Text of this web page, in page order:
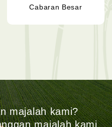
Cabaran Besar
majalah kami?
majalah kami